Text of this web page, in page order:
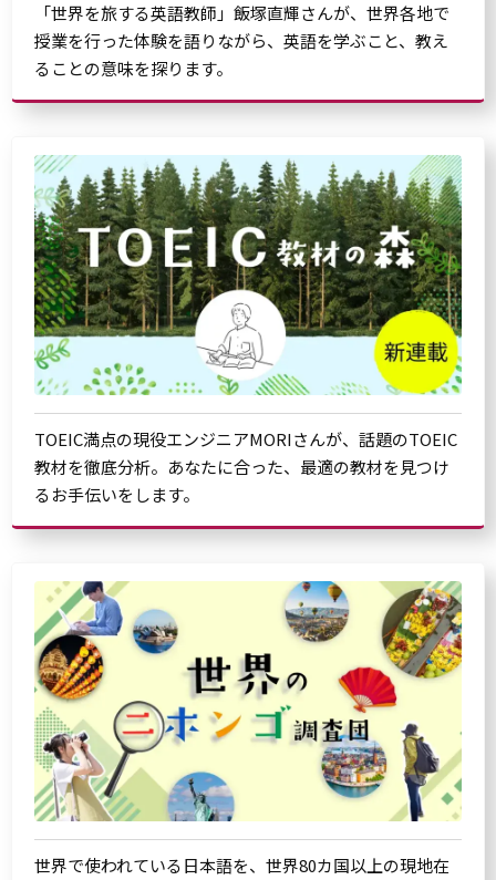
「世界を旅する英語教師」飯塚直輝さんが、世界各地で
授業を行った体験を語りながら、英語を学ぶこと、教え
ることの意味を探ります。
TOEIC満点の現役エンジニアMORIさんが、話題のTOEIC
教材を徹底分析。あなたに合った、最適の教材を見つけ
るお手伝いをします。
世界で使われている日本語を、世界80カ国以上の現地在